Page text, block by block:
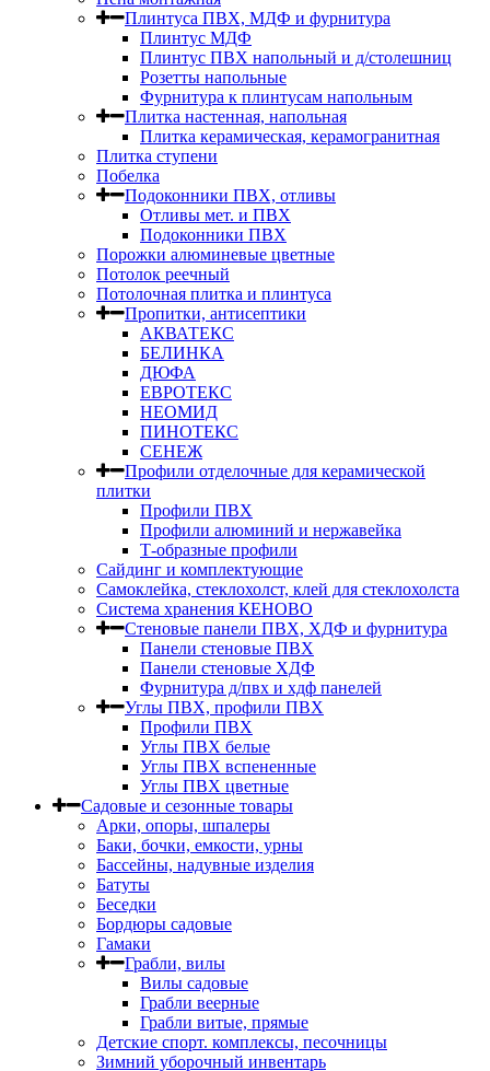
Плинтуса ПВХ, МДФ и фурнитура
Плинтус МДФ
Плинтус ПВХ напольный и д/столешниц
Розетты напольные
Фурнитура к плинтусам напольным
Плитка настенная, напольная
Плитка керамическая, керамогранитная
Плитка ступени
Побелка
Подоконники ПВХ, отливы
Отливы мет. и ПВХ
Подоконники ПВХ
Порожки алюминевые цветные
Потолок реечный
Потолочная плитка и плинтуса
Пропитки, антисептики
АКВАТЕКС
БЕЛИНКА
ДЮФА
ЕВРОТЕКС
НЕОМИД
ПИНОТЕКС
СЕНЕЖ
Профили отделочные для керамической
плитки
Профили ПВХ
Профили алюминий и нержавейка
Т-образные профили
Сайдинг и комплектующие
Самоклейка, стеклохолст, клей для стеклохолста
Система хранения КЕНОВО
Стеновые панели ПВХ, ХДФ и фурнитура
Панели стеновые ПВХ
Панели стеновые ХДФ
Фурнитура д/пвх и хдф панелей
Углы ПВХ, профили ПВХ
Профили ПВХ
Углы ПВХ белые
Углы ПВХ вспененные
Углы ПВХ цветные
Садовые и сезонные товары
Арки, опоры, шпалеры
Баки, бочки, емкости, урны
Бассейны, надувные изделия
Батуты
Беседки
Бордюры садовые
Гамаки
Грабли, вилы
Вилы садовые
Грабли веерные
Грабли витые, прямые
Детские спорт. комплексы, песочницы
Зимний уборочный инвентарь